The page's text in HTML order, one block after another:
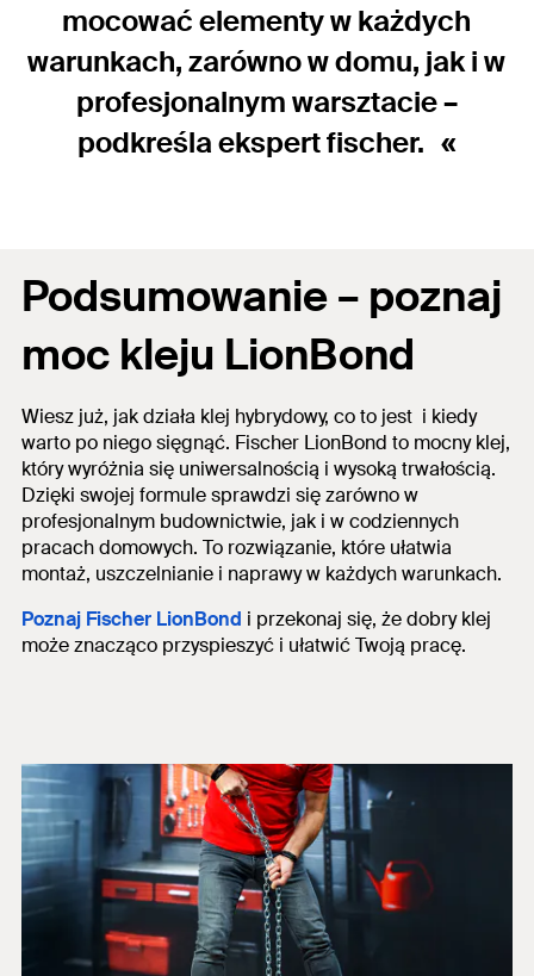
mocować elementy w każdych
warunkach, zarówno w domu, jak i w
profesjonalnym warsztacie –
podkreśla ekspert fischer.
Podsumowanie – poznaj
moc kleju LionBond
Wiesz już, jak działa klej hybrydowy, co to jest i kiedy
warto po niego sięgnąć. Fischer LionBond to mocny klej,
który wyróżnia się uniwersalnością i wysoką trwałością.
Dzięki swojej formule sprawdzi się zarówno w
profesjonalnym budownictwie, jak i w codziennych
pracach domowych. To rozwiązanie, które ułatwia
montaż, uszczelnianie i naprawy w każdych warunkach.
Poznaj Fischer LionBond i przekonaj się, że dobry klej
może znacząco przyspieszyć i ułatwić Twoją pracę.